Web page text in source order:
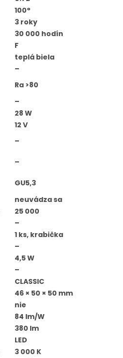
100°
3 roky
30 000 hodín
F
teplá biela
–
Ra >80
–
28 W
12 V
–
–
GU5,3
neuvádza sa
25 000
–
1 ks, krabička
–
4,5 W
–
CLASSIC
46 × 50 × 50 mm
nie
84 lm/W
380 lm
LED
3 000 K